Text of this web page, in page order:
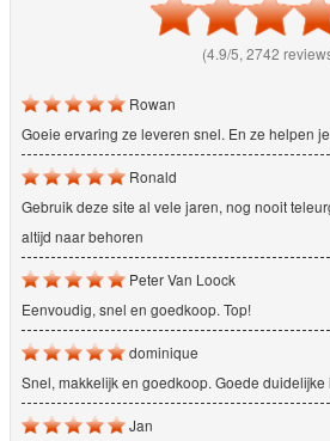
(4.9/5, 2742
Rowan
Goeie ervaring ze leveren snel. En ze helpen
Ronald
Gebruik deze site al vele jaren, nog nooit
altijd naar behoren
Peter Van Loock
Eenvoudig, snel en goedkoop. Top!
dominique
Snel, makkelijk en goedkoop. Goede duidelijke
Jan